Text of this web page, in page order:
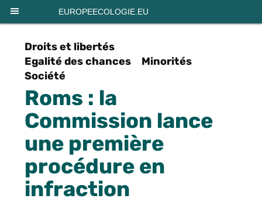
EUROPEECOLOGIE.EU
Droits et libertés
Egalité des chances
Minorités
Société
Roms : la
Commission lance
une première
procédure en
infraction